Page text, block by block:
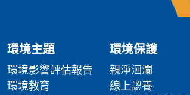
環境主題
環境影響評估報告
環境教育
環境保護
親淨洄瀾
線上認養